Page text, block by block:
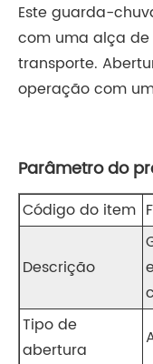
Este guarda-
com uma alça
transporte.
operação com
Parâmetro do
Código do item
Descrição
Tipo de
abertura